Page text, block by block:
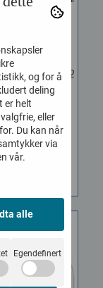
Coated 6"
B06G2
6". Evans G2
de mest
255,-
KJØP
og for å
deling
er helt
eller
Du kan når
via
vår.
alle
Egendefinert